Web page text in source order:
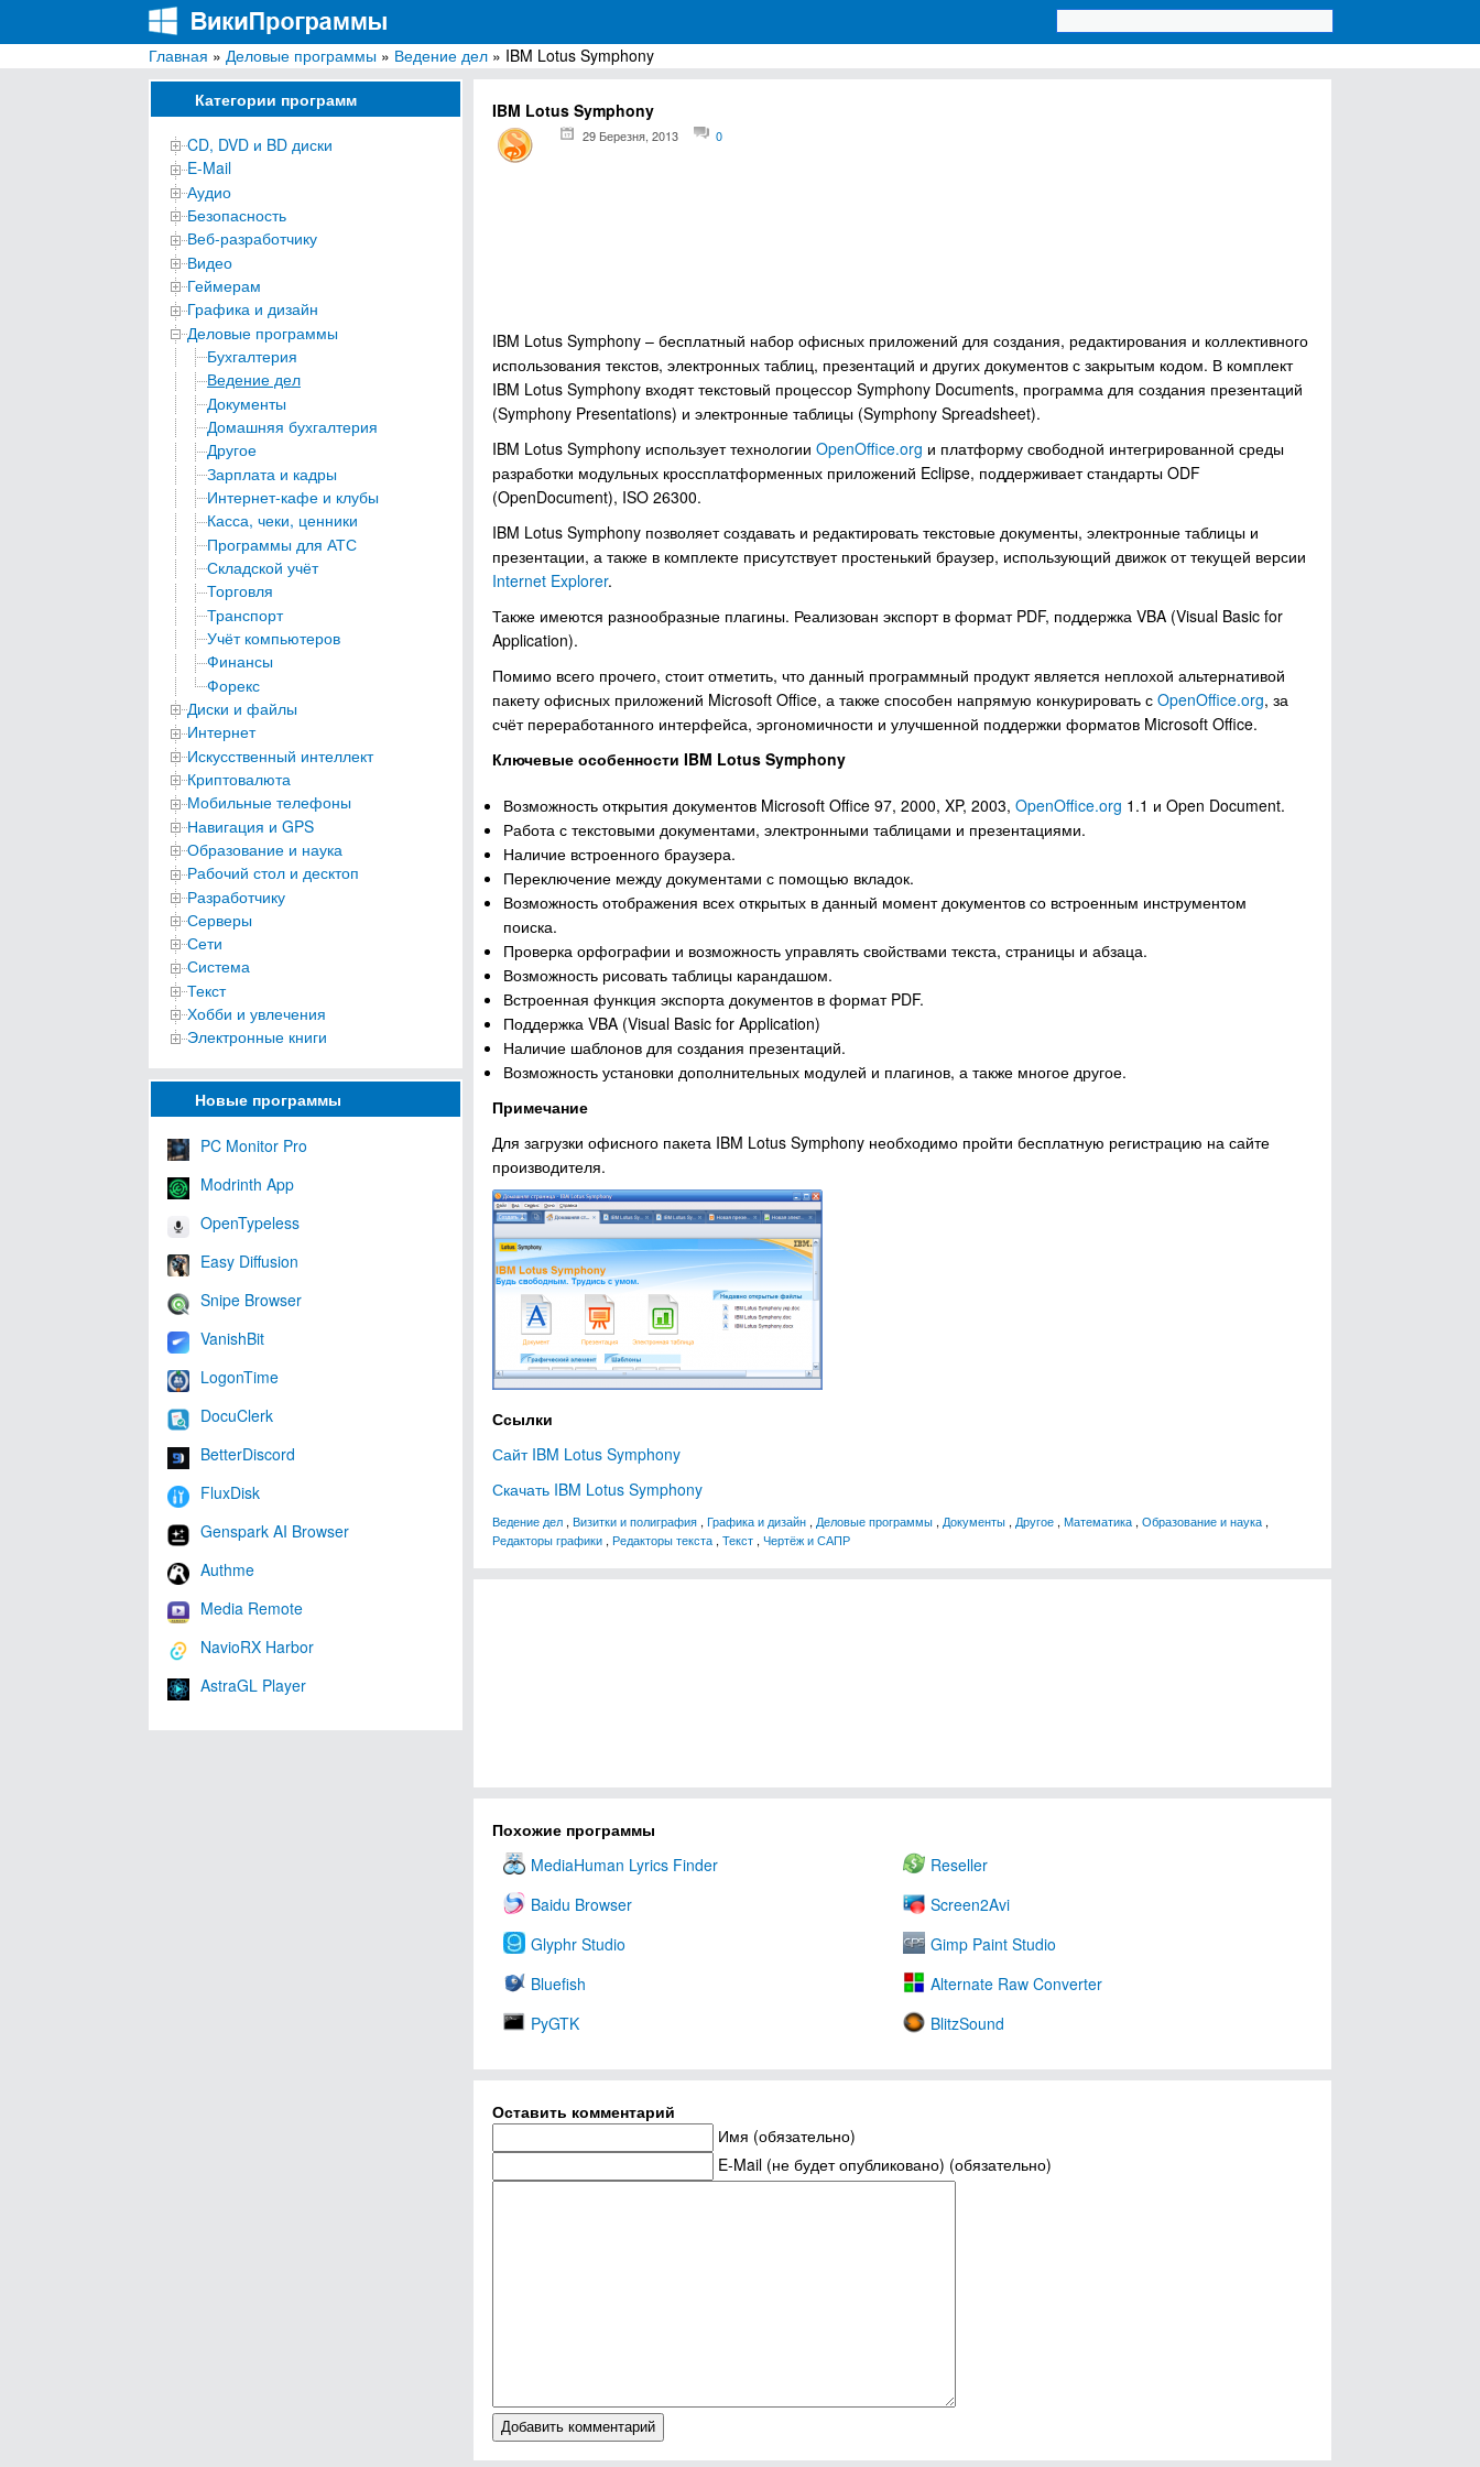
ВикиПрограммы
Энциклопедия бесплатных компьютерных программ для Windows
Главная » Деловые программы » Ведение дел » IBM Lotus Symphony
Категории программ
CD, DVD и BD диски
E-Mail
Аудио
Безопасность
Веб-разработчику
Видео
Геймерам
Графика и дизайн
Деловые программы
Бухгалтерия
Ведение дел
Документы
Домашняя бухгалтерия
Другое
Зарплата и кадры
Интернет-кафе и клубы
Касса, чеки, ценники
Программы для АТС
Складской учёт
Торговля
Транспорт
Учёт компьютеров
Финансы
Форекс
Диски и файлы
Интернет
Искусственный интеллект
Криптовалюта
Мобильные телефоны
Навигация и GPS
Образование и наука
Рабочий стол и десктоп
Разработчику
Серверы
Сети
Система
Текст
Хобби и увлечения
Электронные книги
Новые программы
PC Monitor Pro
Modrinth App
OpenTypeless
Easy Diffusion
Snipe Browser
VanishBit
LogonTime
DocuClerk
BetterDiscord
FluxDisk
Genspark AI Browser
Authme
Media Remote
NavioRX Harbor
AstraGL Player
IBM Lotus Symphony
29 Березня, 2013 0
IBM Lotus Symphony – бесплатный набор офисных приложений для создания, редактирования и коллективного
использования текстов, электронных таблиц, презентаций и других документов с закрытым кодом. В комплект
IBM Lotus Symphony входят текстовый процессор Symphony Documents, программа для создания презентаций
(Symphony Presentations) и электронные таблицы (Symphony Spreadsheet).
IBM Lotus Symphony использует технологии OpenOffice.org и платформу свободной интегрированной среды
разработки модульных кроссплатформенных приложений Eclipse, поддерживает стандарты ODF
(OpenDocument), ISO 26300.
IBM Lotus Symphony позволяет создавать и редактировать текстовые документы, электронные таблицы и
презентации, а также в комплекте присутствует простенький браузер, использующий движок от текущей версии
Internet Explorer.
Также имеются разнообразные плагины. Реализован экспорт в формат PDF, поддержка VBA (Visual Basic for
Application).
Помимо всего прочего, стоит отметить, что данный программный продукт является неплохой альтернативой
пакету офисных приложений Microsoft Office, а также способен напрямую конкурировать с OpenOffice.org, за
счёт переработанного интерфейса, эргономичности и улучшенной поддержки форматов Microsoft Office.
Ключевые особенности IBM Lotus Symphony
Возможность открытия документов Microsoft Office 97, 2000, XP, 2003, OpenOffice.org 1.1 и Open Document.
Работа с текстовыми документами, электронными таблицами и презентациями.
Наличие встроенного браузера.
Переключение между документами с помощью вкладок.
Возможность отображения всех открытых в данный момент документов со встроенным инструментом
поиска.
Проверка орфографии и возможность управлять свойствами текста, страницы и абзаца.
Возможность рисовать таблицы карандашом.
Встроенная функция экспорта документов в формат PDF.
Поддержка VBA (Visual Basic for Application)
Наличие шаблонов для создания презентаций.
Возможность установки дополнительных модулей и плагинов, а также многое другое.
Примечание
Для загрузки офисного пакета IBM Lotus Symphony необходимо пройти бесплатную регистрацию на сайте
производителя.
Ссылки
Сайт IBM Lotus Symphony
Скачать IBM Lotus Symphony
Ведение дел , Визитки и полиграфия , Графика и дизайн , Деловые программы , Документы , Другое , Математика , Образование и наука ,
Редакторы графики , Редакторы текста , Текст , Чертёж и САПР
Похожие программы
MediaHuman Lyrics Finder
Reseller
Baidu Browser
Screen2Avi
Glyphr Studio
Gimp Paint Studio
Bluefish
Alternate Raw Converter
PyGTK
BlitzSound
Оставить комментарий
Имя (обязательно)
E-Mail (не будет опубликовано) (обязательно)